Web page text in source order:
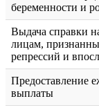
беременности и
Выдача справки
лицам,
репрессий и
Предоставление
выплаты